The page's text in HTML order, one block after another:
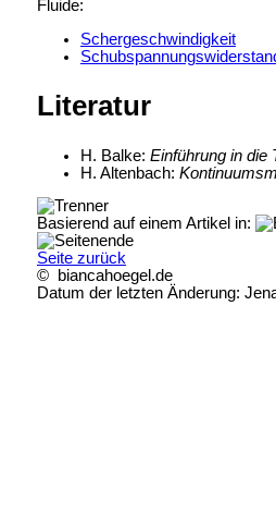
Fluide:
Schergeschwindigkeit
Literatur
H. Balke: Einführung in die
H. Altenbach:
Basierend auf einem Artikel in:
Seite zurück
© biancahoegel.de
Datum der letzten Änderung: